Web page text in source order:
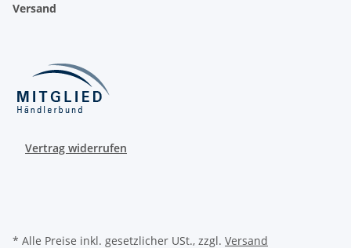
Versand
Vertrag widerrufen
* Alle Preise inkl. gesetzlicher USt., zzgl. Versand